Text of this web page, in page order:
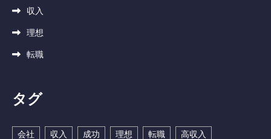
収入
理想
転職
タグ
会社 収入 成功 理想 転職 高収入